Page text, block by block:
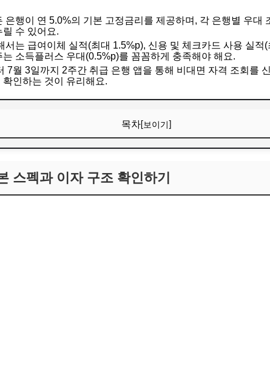
은행이 연 5.0%의 기본 고정금리를 제공하며, 각 은행별 우대
수 있어요.
서는 급여이체 실적(최대 1.5%p), 신용 및 체크카드 사용 실적
소득플러스 우대(0.5%p)를 꼼꼼하게 충족해야 해요.
7월 3일까지 2주간 취급 은행 앱을 통해 비대면 자격 조회를
인하는 것이 유리해요.
목차[보이기]
금리 핵심 요건 비교
스펙과 이자 구조 확인하기